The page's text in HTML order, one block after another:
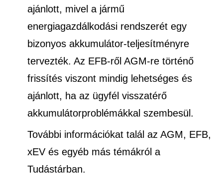
ajánlott, mivel a jármű
energiagazdálkodási rendszerét egy
bizonyos akkumulátor-teljesítményre
tervezték. Az EFB-ről AGM-re történő
frissítés viszont mindig lehetséges és
ajánlott, ha az ügyfél visszatérő
akkumulátorproblémákkal szembesül.
További információkat talál az AGM, EFB,
xEV és egyéb más témákról a
Tudástárban.